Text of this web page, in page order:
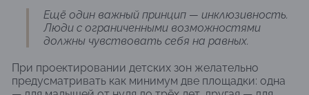
Ещё один важный принцип — инклюзивность.
Люди с ограниченными возможностями
должны чувствовать себя на равных.
При проектировании детских зон желательно
предусматривать как минимум две площадки: одна